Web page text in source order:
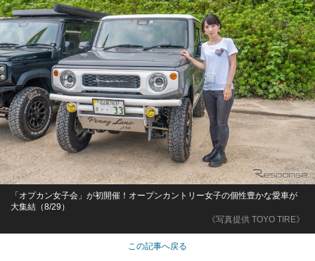
《写真提供 TOYO TIRE》
「オプカン女子会」が初開催！オープンカントリー女子の個性豊かな愛車が
大集結（8/29）
この記事へ戻る